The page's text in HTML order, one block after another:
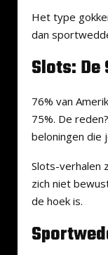
Het type
dan
Slots:
76% van
75%. De
beloningen die
Slots-verhalen
zich niet
de hoek is.